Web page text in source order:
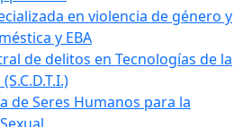
en violencia de género y
y EBA
de delitos en Tecnologías de la
de Seres Humanos para la